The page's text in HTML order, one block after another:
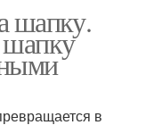
шапку.
шапку
в